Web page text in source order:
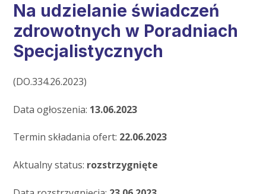
Na udzielanie świadczeń
zdrowotnych w Poradniach
Specjalistycznych
(DO.334.26.2023)
Data ogłoszenia: 13.06.2023
Termin składania ofert: 22.06.2023
Aktualny status: rozstrzygnięte